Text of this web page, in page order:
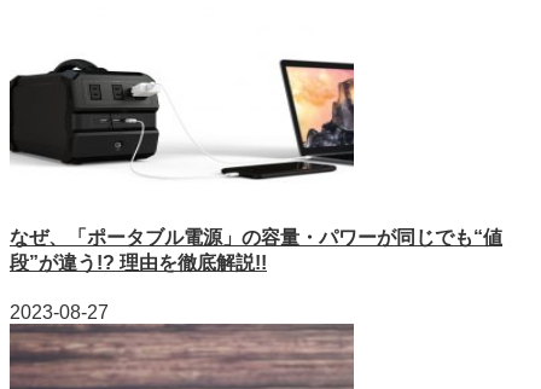
なぜ、「ポータブル電源」の容量・パワーが同じでも“値
段”が違う!? 理由を徹底解説!!
2023-08-27